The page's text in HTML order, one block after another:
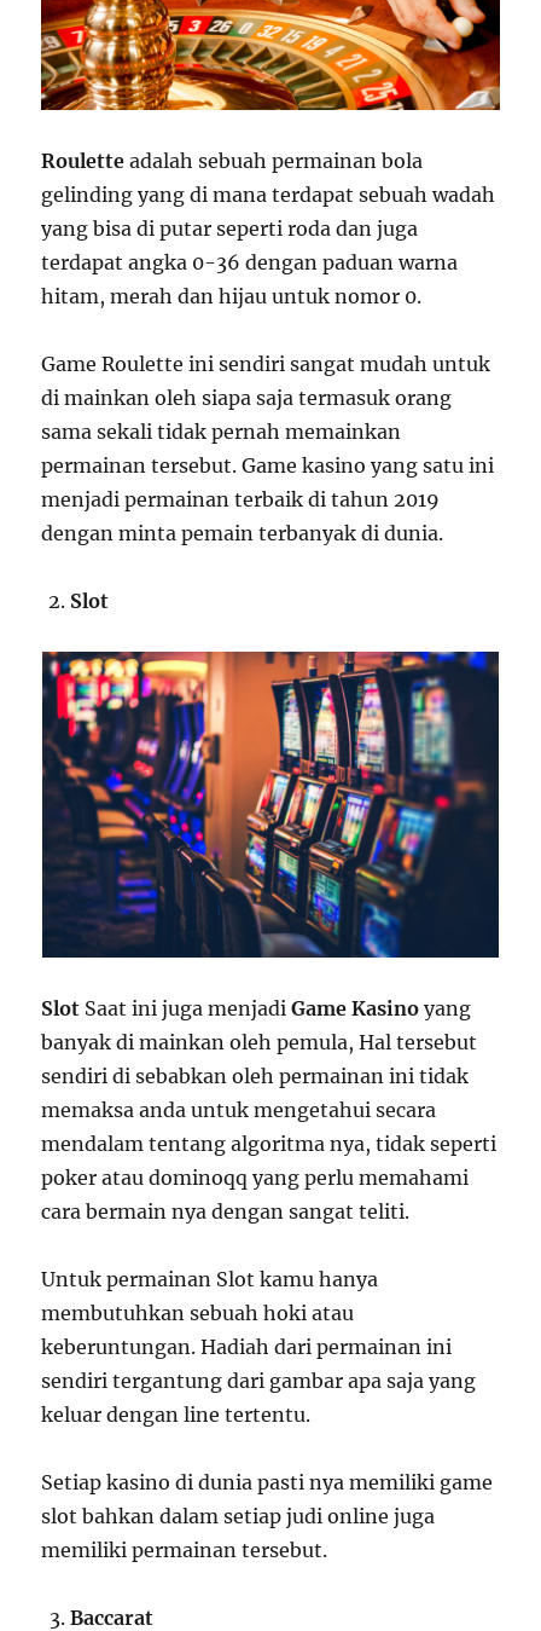
Rouletteadalah sebuah permainan bola
gelinding yang di mana terdapat sebuah wadah
yang bisa di putar seperti roda dan juga
terdapat angka 0-36 dengan paduan warna
hitam, merah dan hijau untuk nomor 0.
Game Roulette ini sendiri sangat mudah untuk
di mainkan oleh siapa saja termasuk orang
sama sekali tidak pernah memainkan
permainan tersebut. Game kasino yang satu ini
menjadi permainan terbaik di tahun 2019
dengan minta pemain terbanyak di dunia.
Slot
Slot Saat ini juga menjadiGame Kasino yang
banyak di mainkan oleh pemula, Hal tersebut
sendiri di sebabkan oleh permainan ini tidak
memaksa anda untuk mengetahui secara
mendalam tentang algoritma nya, tidak seperti
poker atau dominoqq yang perlu memahami
cara bermain nya dengan sangat teliti.
Untuk permainan Slot kamu hanya
membutuhkan sebuah hoki atau
keberuntungan. Hadiah dari permainan ini
sendiri tergantung dari gambar apa saja yang
keluar dengan line tertentu.
Setiap kasino di dunia pasti nya memiliki game
slot bahkan dalam setiap judi online juga
memiliki permainan tersebut.
Baccarat